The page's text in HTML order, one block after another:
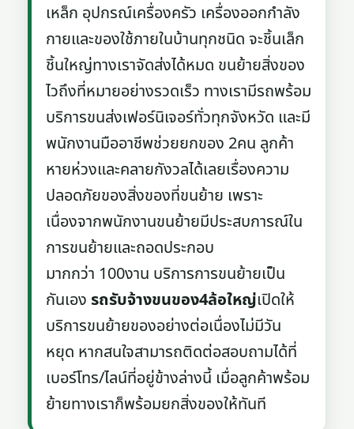
เหล็ก อุปกรณ์เครื่องครัว เครื่องออกกำลัง
กายและของใช้ภายในบ้านทุกชนิด จะชิ้นเล็ก
ชิ้นใหญ่ทางเราจัดส่งได้หมด ขนย้ายสิ่งของ
ไวถึงที่หมายอย่างรวดเร็ว ทางเรามีรถพร้อม
บริการขนส่งเฟอร์นิเจอร์ทั่วทุกจังหวัด และมี
พนักงานมืออาชีพช่วยยกของ 2คน ลูกค้า
หายห่วงและคลายกังวลได้เลยเรื่องความ
ปลอดภัยของสิ่งของที่ขนย้าย เพราะ
เนื่องจากพนักงานขนย้ายมีประสบการณ์ใน
การขนย้ายและถอดประกอบ
มากกว่า 100งาน บริการการขนย้ายเป็น
กันเอง รถรับจ้างขนของ4ล้อใหญ่เปิดให้
บริการขนย้ายของอย่างต่อเนื่องไม่มีวัน
หยุด หากสนใจสามารถติดต่อสอบถามได้ที่
เบอร์โทร/ไลน์ที่อยู่ข้างล่างนี้ เมื่อลูกค้าพร้อม
ย้ายทางเราก็พร้อมยกสิ่งของให้ทันที